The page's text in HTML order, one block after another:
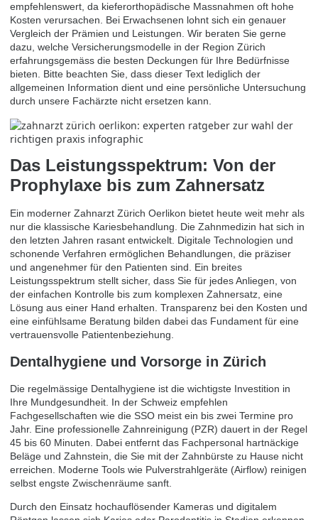
empfehlenswert, da kieferorthopädische Massnahmen oft hohe
Kosten verursachen. Bei Erwachsenen lohnt sich ein genauer
Vergleich der Prämien und Leistungen. Wir beraten Sie gerne
dazu, welche Versicherungsmodelle in der Region Zürich
erfahrungsgemäss die besten Deckungen für Ihre Bedürfnisse
bieten. Bitte beachten Sie, dass dieser Text lediglich der
allgemeinen Information dient und eine persönliche Untersuchung
durch unsere Fachärzte nicht ersetzen kann.
Das Leistungsspektrum: Von der
Prophylaxe bis zum Zahnersatz
Ein moderner Zahnarzt Zürich Oerlikon bietet heute weit mehr als
nur die klassische Kariesbehandlung. Die Zahnmedizin hat sich in
den letzten Jahren rasant entwickelt. Digitale Technologien und
schonende Verfahren ermöglichen Behandlungen, die präziser
und angenehmer für den Patienten sind. Ein breites
Leistungsspektrum stellt sicher, dass Sie für jedes Anliegen, von
der einfachen Kontrolle bis zum komplexen Zahnersatz, eine
Lösung aus einer Hand erhalten. Transparenz bei den Kosten und
eine einfühlsame Beratung bilden dabei das Fundament für eine
vertrauensvolle Patientenbeziehung.
Dentalhygiene und Vorsorge in Zürich
Die regelmässige Dentalhygiene ist die wichtigste Investition in
Ihre Mundgesundheit. In der Schweiz empfehlen
Fachgesellschaften wie die SSO meist ein bis zwei Termine pro
Jahr. Eine professionelle Zahnreinigung (PZR) dauert in der Regel
45 bis 60 Minuten. Dabei entfernt das Fachpersonal hartnäckige
Beläge und Zahnstein, die Sie mit der Zahnbürste zu Hause nicht
erreichen. Moderne Tools wie Pulverstrahlgeräte (Airflow) reinigen
selbst engste Zwischenräume sanft.
Durch den Einsatz hochauflösender Kameras und digitalem